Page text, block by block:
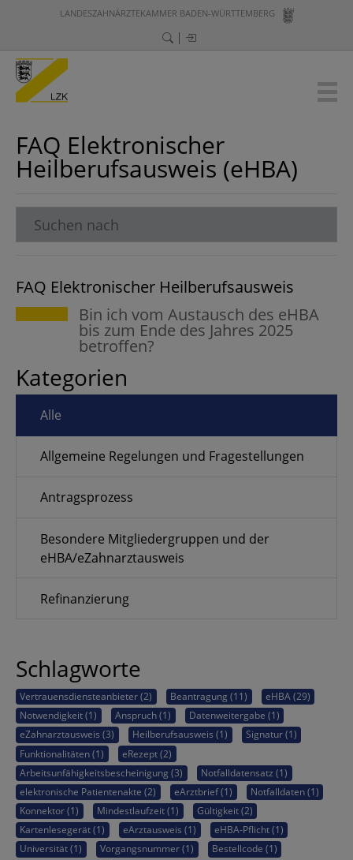
LANDESZAHNÄRZTEKAMMER BADEN-WÜRTTEMBERG
FAQ Elektronischer
Heilberufsausweis (eHBA)
FAQ Elektronischer Heilberufsausweis
Bin ich vom Austausch des eHBA
bis zum Ende des Jahres 2025
betroffen?
Kategorien
Alle
Allgemeine Regelungen und Fragestellungen
Antragsprozess
Besondere Mitgliedergruppen und der
eHBA/eZahnarztausweis
Refinanzierung
Schlagworte
Vertrauensdiensteanbieter (2) Beantragung (11)
eHBA (29)
Notwendigkeit (1)
Anspruch (1)
Datenweitergabe (1)
eZahnarztausweis (3)
Heilberufsausweis (1)
Signatur (1)
Funktionalitäten (1)
eRezept (2)
Arbeitsunfähigkeitsbescheinigung (3)
Notfalldatensatz (1)
elektronische Patientenakte (2)
eArztbrief (1)
Notfalldaten (1)
Konnektor (1)
Mindestlaufzeit (1)
Gültigkeit (2)
Kartenlesegerät (1)
eArztausweis (1)
eHBA-Pflicht (1)
Universität (1)
Vorgangsnummer (1)
Bestellcode (1)